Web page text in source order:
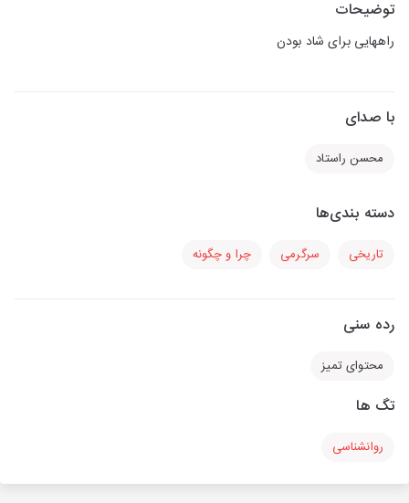
توضیحات
راههایی برای شاد بودن
با صدای
محسن راستاد
دسته بندی‌ها
تاریخی سرگرمی چرا و چگونه
رده سنی
محتوای تمیز
تگ ها
روانشناسی